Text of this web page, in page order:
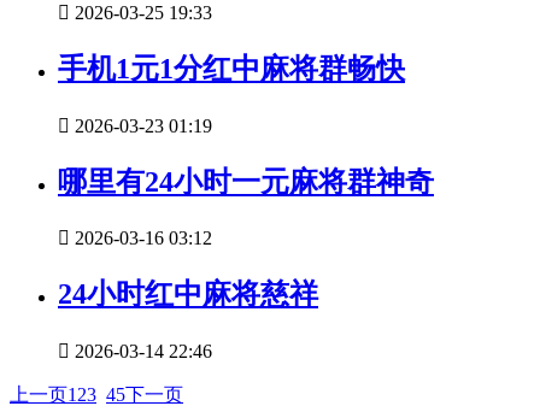
 2026-03-25 19:33
手机1元1分红中麻将群畅快
 2026-03-23 01:19
哪里有24小时一元麻将群神奇
 2026-03-16 03:12
24小时红中麻将慈祥
 2026-03-14 22:46
上一页1 23 45下一页